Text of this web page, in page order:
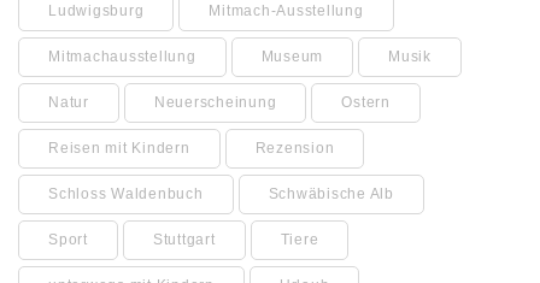
Ludwigsburg Mitmach-Ausstellung
Mitmachausstellung Museum Musik
Natur Neuerscheinung Ostern
Reisen mit Kindern Rezension
Schloss Waldenbuch Schwäbische Alb
Sport Stuttgart Tiere